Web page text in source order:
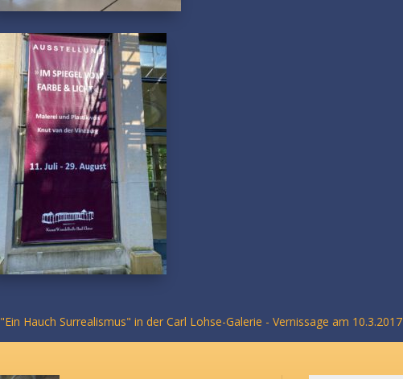
"Ein Hauch Surrealismus" in der Carl Lohse-Galerie - Vernissage am 10.3.2017